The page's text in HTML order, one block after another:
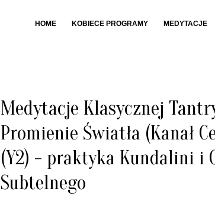
HOME KOBIECE PROGRAMY MEDYTACJE
Medytacje Klasycznej
Promienie Światła (Kanał
(Y2) - praktyka Kundalini i
Subtelnego